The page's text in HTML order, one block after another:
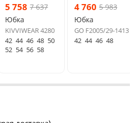
5 758 7 637
Юбка
KIVVIWEAR 4280
42 44 46 48 50
52 54 56 58
4 760 5 983
Юбка
GO F2005/29-1413
42 44 46 48